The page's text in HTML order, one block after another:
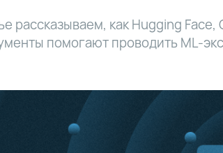
рассказываем, как Hugging
помогают проводить ML-